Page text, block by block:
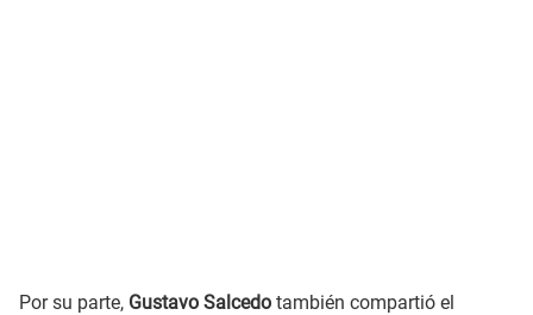
Por su parte, Gustavo Salcedo también compartió el